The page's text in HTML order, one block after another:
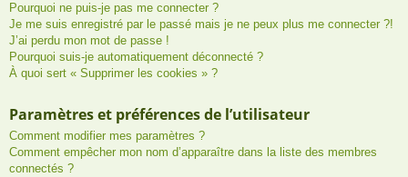
Pourquoi ne puis-je pas me connecter ?
Je me suis enregistré par le passé mais je ne peux plus me connecter ?!
J’ai perdu mon mot de passe !
Pourquoi suis-je automatiquement déconnecté ?
À quoi sert « Supprimer les cookies » ?
Paramètres et préférences de l’utilisateur
Comment modifier mes paramètres ?
Comment empêcher mon nom d’apparaître dans la liste des membres
connectés ?